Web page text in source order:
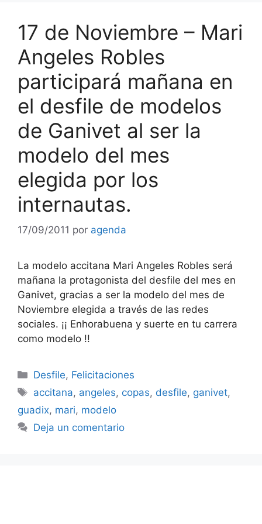
17 de Noviembre – Mari
Angeles Robles
participará mañana en
el desfile de modelos
de Ganivet al ser la
modelo del mes
elegida por los
internautas.
17/09/2011 por agenda
La modelo accitana Mari Angeles Robles será
mañana la protagonista del desfile del mes en
Ganivet, gracias a ser la modelo del mes de
Noviembre elegida a través de las redes
sociales. ¡¡ Enhorabuena y suerte en tu carrera
como modelo !!
Categorías
Desfile, Felicitaciones
Etiquetas
accitana, angeles, copas, desfile, ganivet,
guadix, mari, modelo
Deja un comentario